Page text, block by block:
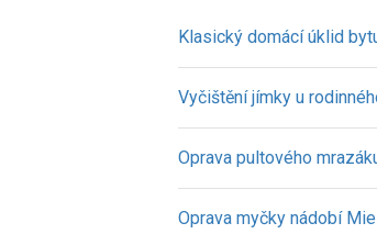
Klasický domácí úklid
Vyčištění jímky u
Oprava pultového
Oprava myčky nádobí